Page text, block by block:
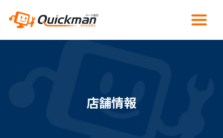
店舗情報